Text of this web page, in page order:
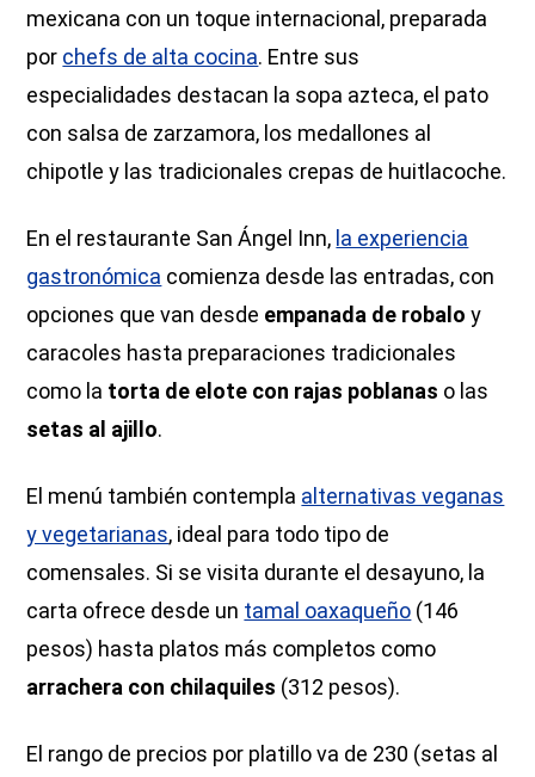
mexicana con un toque internacional, preparada
por chefs de alta cocina. Entre sus
especialidades destacan la sopa azteca, el pato
con salsa de zarzamora, los medallones al
chipotle y las tradicionales crepas de huitlacoche.
En el restaurante San Ángel Inn, la experiencia
gastronómica comienza desde las entradas, con
opciones que van desde empanada de robalo y
caracoles hasta preparaciones tradicionales
como la torta de elote con rajas poblanas o las
setas al ajillo.
El menú también contempla alternativas veganas
y vegetarianas, ideal para todo tipo de
comensales. Si se visita durante el desayuno, la
carta ofrece desde un tamal oaxaqueño (146
pesos) hasta platos más completos como
arrachera con chilaquiles (312 pesos).
El rango de precios por platillo va de 230 (setas al